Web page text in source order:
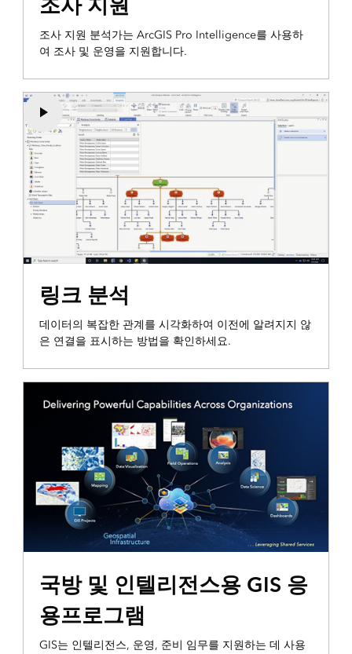
조사 지원 분석가는 ArcGIS Pro Intelligence를 사용하
여 조사 및 운영을 지원합니다.
링크 분석
데이터의 복잡한 관계를 시각화하여 이전에 알려지지 않
은 연결을 표시하는 방법을 확인하세요.
국방 및 인텔리전스용 GIS 응
용프로그램
GIS는 인텔리전스, 운영, 준비 임무를 지원하는 데 사용